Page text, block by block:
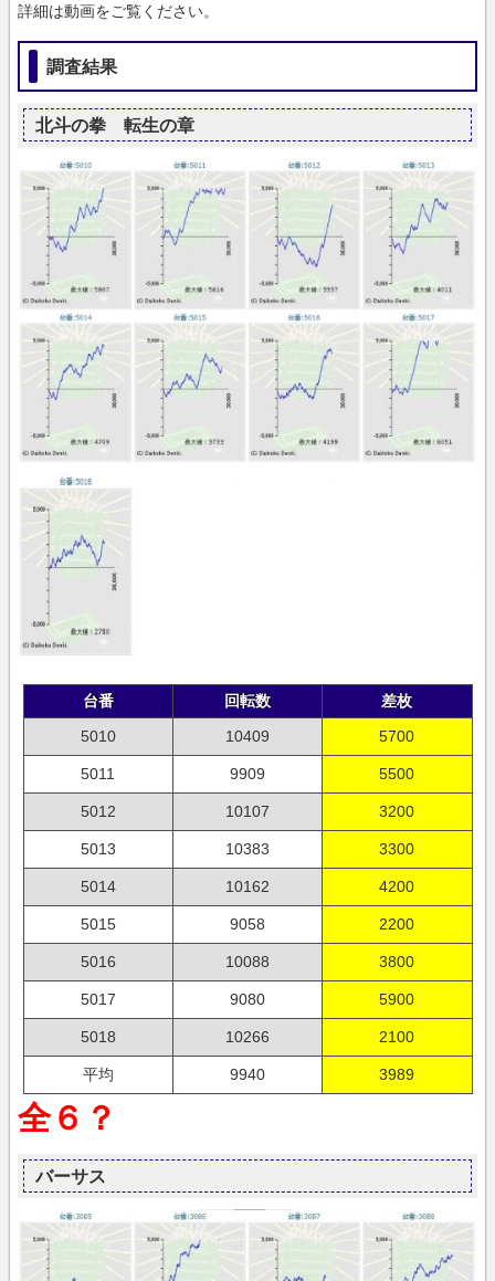
詳細は動画をご覧ください。
調査結果
北斗の拳 転生の章
台番 回転数
差枚
5010
10409 5700
5011 9909 5500
5012 10107 3200
5013 10383 3300
5014 10162 4200
5015 9058 2200
5016 10088 3800
5017 9080 5900
5018 10266 2100
平均 9940 3989
全６？
バーサス